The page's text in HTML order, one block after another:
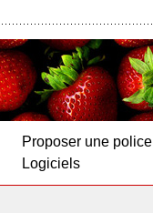
Proposer une police
Logiciels